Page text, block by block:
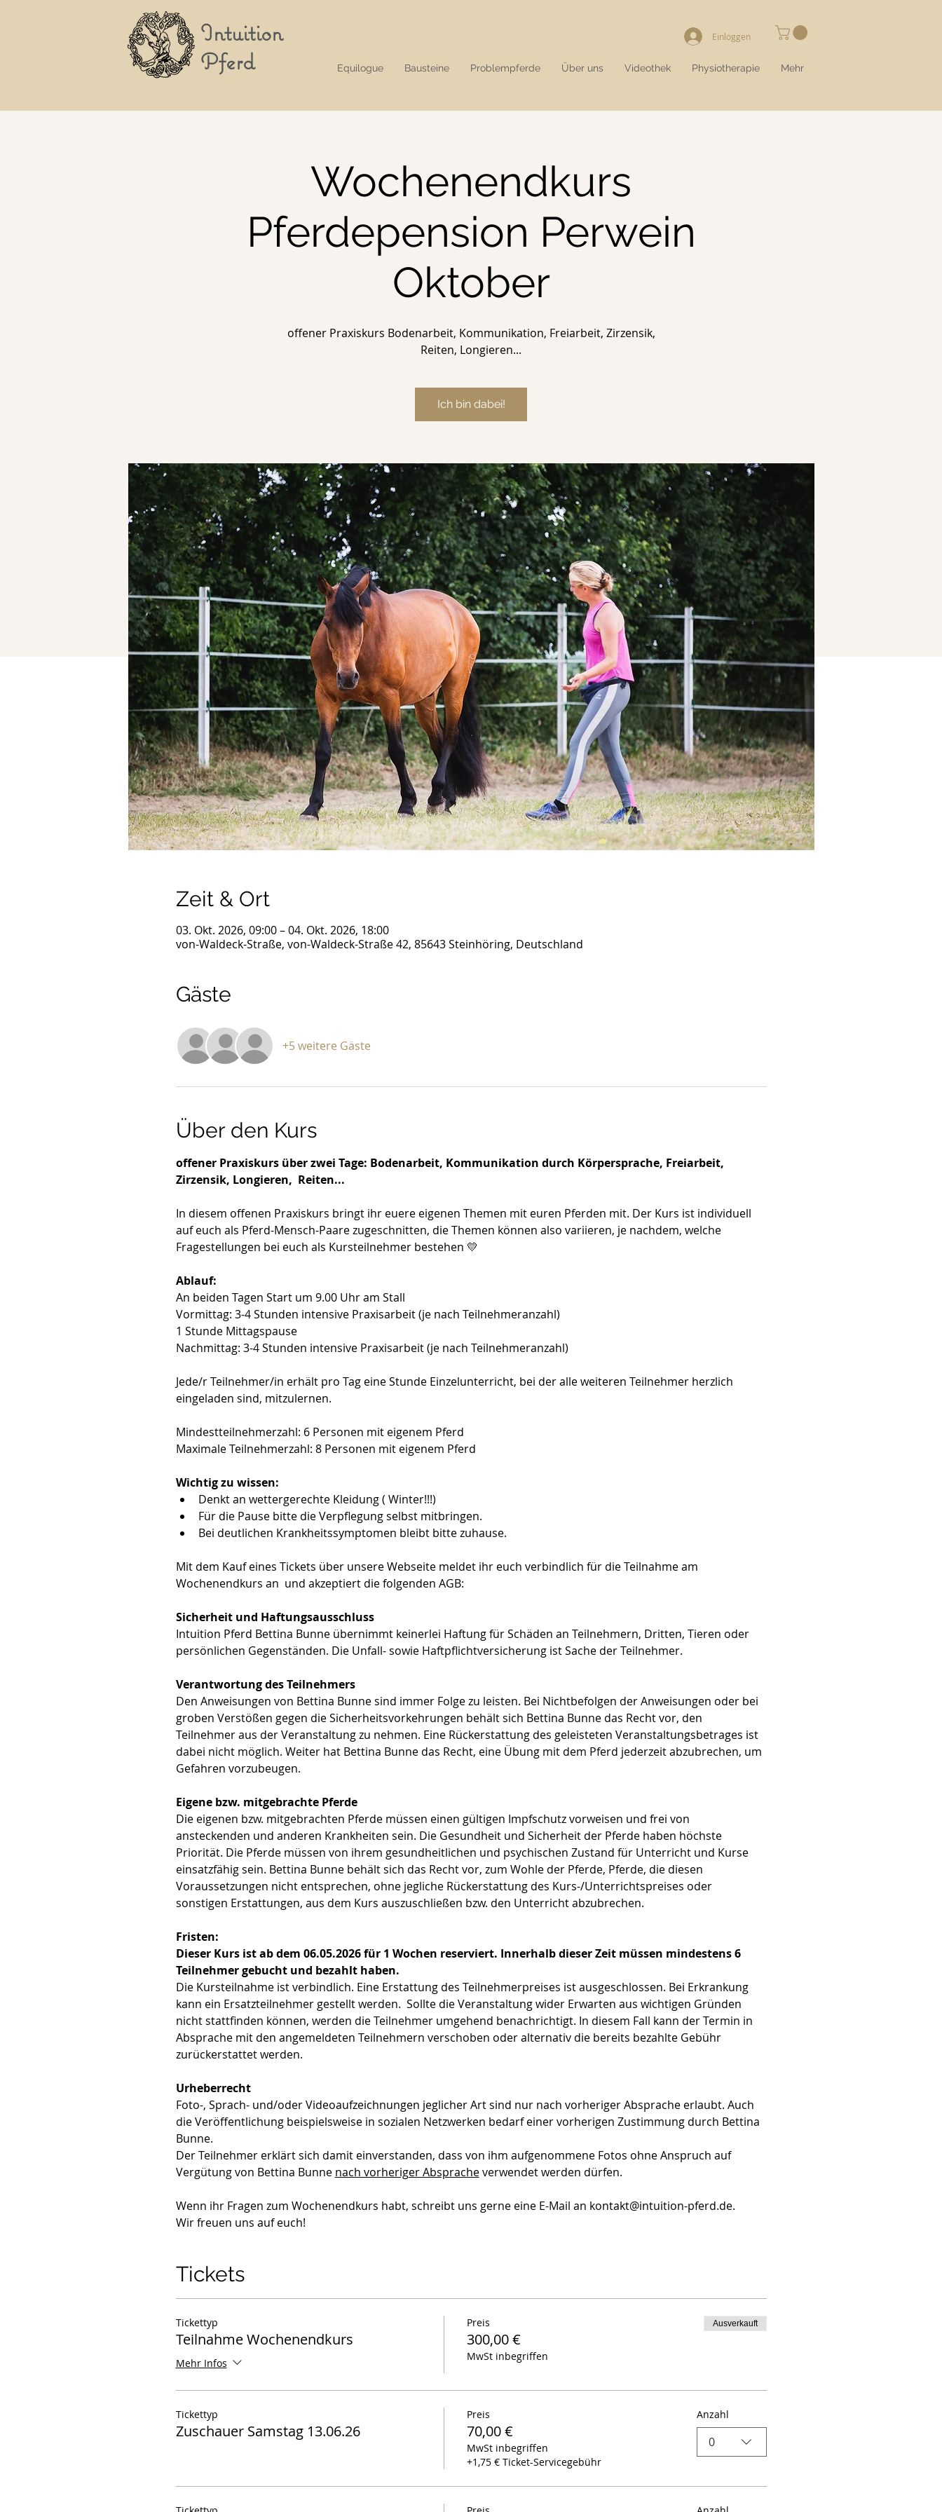
Intuition
Pferd
Equilogue Bausteine Problempferde Über uns Videothek Physiotherapie Mehr
Einloggen
Wochenendkurs
Pferdepension Perwein
Oktober
offener Praxiskurs Bodenarbeit, Kommunikation, Freiarbeit, Zirzensik,
Reiten, Longieren...
Ich bin dabei!
Zeit & Ort
03. Okt. 2026, 09:00 – 04. Okt. 2026, 18:00
von-Waldeck-Straße, von-Waldeck-Straße 42, 85643 Steinhöring, Deutschland
Gäste
+5 weitere Gäste
Über den Kurs
offener Praxiskurs über zwei Tage: Bodenarbeit, Kommunikation durch Körpersprache, Freiarbeit,
Zirzensik, Longieren,  Reiten...
In diesem offenen Praxiskurs bringt ihr euere eigenen Themen mit euren Pferden mit. Der Kurs ist individuell
auf euch als Pferd-Mensch-Paare zugeschnitten, die Themen können also variieren, je nachdem, welche
Fragestellungen bei euch als Kursteilnehmer bestehen 💛
Ablauf:
An beiden Tagen Start um 9.00 Uhr am Stall
Vormittag: 3-4 Stunden intensive Praxisarbeit (je nach Teilnehmeranzahl)
1 Stunde Mittagspause
Nachmittag: 3-4 Stunden intensive Praxisarbeit (je nach Teilnehmeranzahl)
Jede/r Teilnehmer/in erhält pro Tag eine Stunde Einzelunterricht, bei der alle weiteren Teilnehmer herzlich
eingeladen sind, mitzulernen.
Mindestteilnehmerzahl: 6 Personen mit eigenem Pferd
Maximale Teilnehmerzahl: 8 Personen mit eigenem Pferd
Wichtig zu wissen:
Denkt an wettergerechte Kleidung ( Winter!!!)
Für die Pause bitte die Verpflegung selbst mitbringen.
Bei deutlichen Krankheitssymptomen bleibt bitte zuhause.
Mit dem Kauf eines Tickets über unsere Webseite meldet ihr euch verbindlich für die Teilnahme am
Wochenendkurs an  und akzeptiert die folgenden AGB:
Sicherheit und Haftungsausschluss
Intuition Pferd Bettina Bunne übernimmt keinerlei Haftung für Schäden an Teilnehmern, Dritten, Tieren oder
persönlichen Gegenständen. Die Unfall- sowie Haftpflichtversicherung ist Sache der Teilnehmer.
Verantwortung des Teilnehmers
Den Anweisungen von Bettina Bunne sind immer Folge zu leisten. Bei Nichtbefolgen der Anweisungen oder bei
groben Verstößen gegen die Sicherheitsvorkehrungen behält sich Bettina Bunne das Recht vor, den
Teilnehmer aus der Veranstaltung zu nehmen. Eine Rückerstattung des geleisteten Veranstaltungsbetrages ist
dabei nicht möglich. Weiter hat Bettina Bunne das Recht, eine Übung mit dem Pferd jederzeit abzubrechen, um
Gefahren vorzubeugen.
Eigene bzw. mitgebrachte Pferde
Die eigenen bzw. mitgebrachten Pferde müssen einen gültigen Impfschutz vorweisen und frei von
ansteckenden und anderen Krankheiten sein. Die Gesundheit und Sicherheit der Pferde haben höchste
Priorität. Die Pferde müssen von ihrem gesundheitlichen und psychischen Zustand für Unterricht und Kurse
einsatzfähig sein. Bettina Bunne behält sich das Recht vor, zum Wohle der Pferde, Pferde, die diesen
Voraussetzungen nicht entsprechen, ohne jegliche Rückerstattung des Kurs-/Unterrichtspreises oder
sonstigen Erstattungen, aus dem Kurs auszuschließen bzw. den Unterricht abzubrechen.
Fristen:
Dieser Kurs ist ab dem 06.05.2026 für 1 Wochen reserviert. Innerhalb dieser Zeit müssen mindestens 6
Teilnehmer gebucht und bezahlt haben.
Die Kursteilnahme ist verbindlich. Eine Erstattung des Teilnehmerpreises ist ausgeschlossen. Bei Erkrankung
kann ein Ersatzteilnehmer gestellt werden.  Sollte die Veranstaltung wider Erwarten aus wichtigen Gründen
nicht stattfinden können, werden die Teilnehmer umgehend benachrichtigt. In diesem Fall kann der Termin in
Absprache mit den angemeldeten Teilnehmern verschoben oder alternativ die bereits bezahlte Gebühr
zurückerstattet werden.
Urheberrecht
Foto-, Sprach- und/oder Videoaufzeichnungen jeglicher Art sind nur nach vorheriger Absprache erlaubt. Auch
die Veröffentlichung beispielsweise in sozialen Netzwerken bedarf einer vorherigen Zustimmung durch Bettina
Bunne.
Der Teilnehmer erklärt sich damit einverstanden, dass von ihm aufgenommene Fotos ohne Anspruch auf
Vergütung von Bettina Bunne nach vorheriger Absprache verwendet werden dürfen.
Wenn ihr Fragen zum Wochenendkurs habt, schreibt uns gerne eine E-Mail an kontakt@intuition-pferd.de.
Wir freuen uns auf euch!
Tickets
Tickettyp
Teilnahme Wochenendkurs
Mehr Infos
Preis
300,00 €
MwSt inbegriffen
Ausverkauft
Tickettyp
Zuschauer Samstag 13.06.26
Preis
70,00 €
MwSt inbegriffen
+1,75 € Ticket-Servicegebühr
Anzahl
0